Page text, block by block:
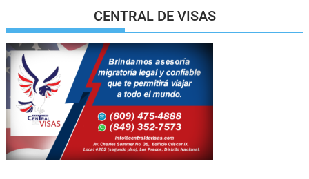
CENTRAL DE VISAS